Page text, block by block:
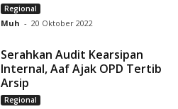
Regional
Muh - 20 Oktober 2022
Serahkan Audit Kearsipan
Internal, Aaf Ajak OPD Tertib
Arsip
Regional